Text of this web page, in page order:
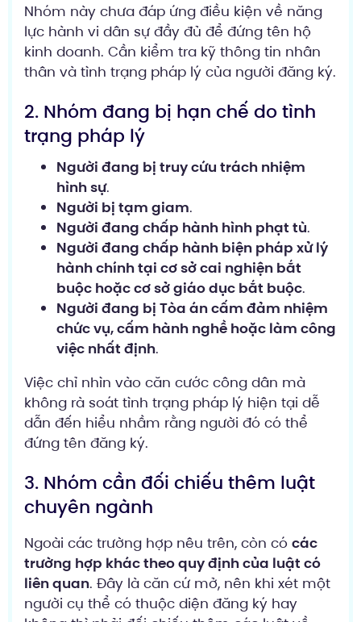
Nhóm này chưa đáp ứng điều kiện về năng
lực hành vi dân sự đầy đủ để đứng tên hộ
kinh doanh. Cần kiểm tra kỹ thông tin nhân
thân và tình trạng pháp lý của người đăng ký.
2. Nhóm đang bị hạn chế do tình
trạng pháp lý
Người đang bị truy cứu trách nhiệm
hình sự.
Người bị tạm giam.
Người đang chấp hành hình phạt tù.
Người đang chấp hành biện pháp xử lý
hành chính tại cơ sở cai nghiện bắt
buộc hoặc cơ sở giáo dục bắt buộc.
Người đang bị Tòa án cấm đảm nhiệm
chức vụ, cấm hành nghề hoặc làm công
việc nhất định.
Việc chỉ nhìn vào căn cước công dân mà
không rà soát tình trạng pháp lý hiện tại dễ
dẫn đến hiểu nhầm rằng người đó có thể
đứng tên đăng ký.
3. Nhóm cần đối chiếu thêm luật
chuyên ngành
Ngoài các trường hợp nêu trên, còn có các
trường hợp khác theo quy định của luật có
liên quan. Đây là căn cứ mở, nên khi xét một
người cụ thể có thuộc diện đăng ký hay